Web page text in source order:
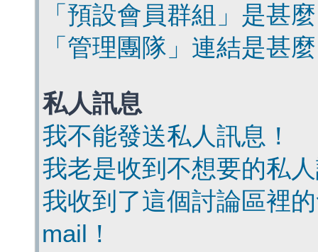
「預設會員群組」是甚
「管理團隊」連結是甚
私人訊息
我不能發送私人訊息！
我老是收到不想要的私
我收到了這個討論區裡
mail！